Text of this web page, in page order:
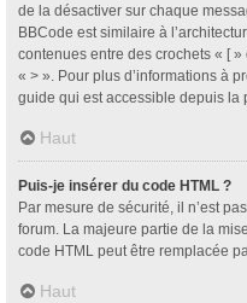
de la désactiver sur chaque
BBCode est similaire à
contenues entre des crochets « [
« > ». Pour plus d’informations à
guide qui est accessible depuis la
Haut
Puis-je insérer du code HTML ?
Par mesure de sécurité, il n’est
forum. La majeure partie de la
code HTML peut être remplacée
Haut